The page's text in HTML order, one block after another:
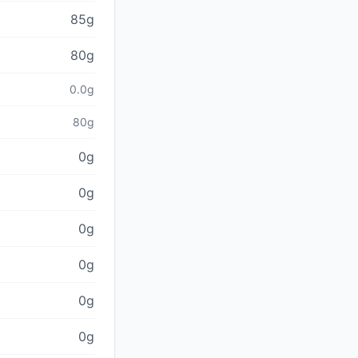
85g
80g
0.0g
80g
0g
0g
0g
0g
0g
0g